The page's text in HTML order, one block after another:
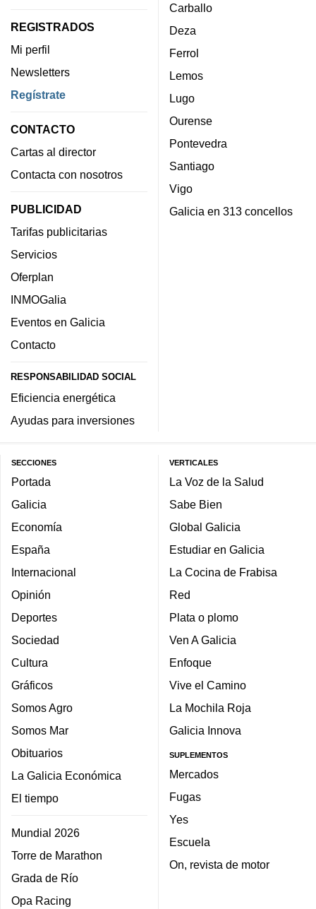
REGISTRADOS
Mi perfil
Newsletters
Regístrate
CONTACTO
Cartas al director
Contacta con nosotros
PUBLICIDAD
Tarifas publicitarias
Servicios
Oferplan
INMOGalia
Eventos en Galicia
Contacto
RESPONSABILIDAD SOCIAL
Eficiencia energética
Ayudas para inversiones
Carballo
Deza
Ferrol
Lemos
Lugo
Ourense
Pontevedra
Santiago
Vigo
Galicia en 313 concellos
SECCIONES
Portada
Galicia
Economía
España
Internacional
Opinión
Deportes
Sociedad
Cultura
Gráficos
Somos Agro
Somos Mar
Obituarios
La Galicia Económica
El tiempo
Mundial 2026
Torre de Marathon
Grada de Río
Opa Racing
VERTICALES
La Voz de la Salud
Sabe Bien
Global Galicia
Estudiar en Galicia
La Cocina de Frabisa
Red
Plata o plomo
Ven A Galicia
Enfoque
Vive el Camino
La Mochila Roja
Galicia Innova
SUPLEMENTOS
Mercados
Fugas
Yes
Escuela
On, revista de motor